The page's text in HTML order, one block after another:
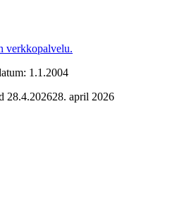
verkkopalvelu.
1.1.2004
28.4.202628. april 2026